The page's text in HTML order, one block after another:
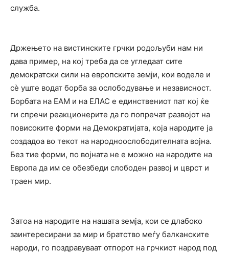
служба.
Држењето на вистинските грчки родољуби нам ни
дава пример, на кој треба да се угледаат сите
демократски сили на европските земји, кои воделе и
сè уште водат борба за ослободување и независност.
Борбата на ЕАМ и на ЕЛАС е единствениот пат кој ќе
ги спречи реакционерите да го попречат развојот на
повисоките форми на Демократијата, која народите ја
создадоа во текот на народноослободителната војна.
Без тие форми, по војната не е можно на народите на
Европа да им се обезбеди слободен развој и цврст и
траен мир.
Затоа на народите на нашата земја, кои се длабоко
заинтересирани за мир и братство меѓу балканските
народи, го поздравуваат отпорот на грчкиот народ под